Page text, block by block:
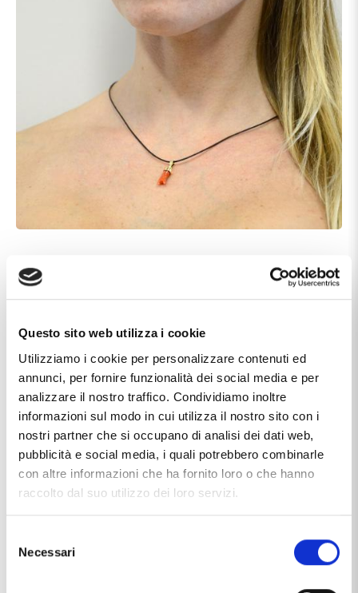
Questo sito web utilizza i cookie
Utilizziamo i cookie per personalizzare contenuti ed
annunci, per fornire funzionalità dei social media e per
analizzare il nostro traffico. Condividiamo inoltre
informazioni sul modo in cui utilizza il nostro sito con i
nostri partner che si occupano di analisi dei dati web,
pubblicità e social media, i quali potrebbero combinarle
con altre informazioni che ha fornito loro o che hanno
raccolto dal suo utilizzo dei loro servizi.
delNecessari